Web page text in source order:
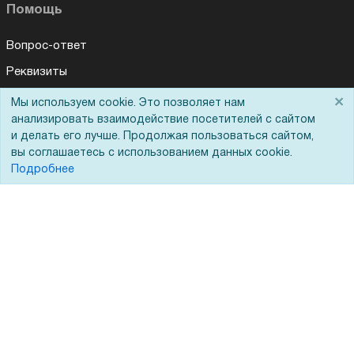
Помощь
Вопрос-ответ
Реквизиты
Гарантии и возврат
Сервисный центр
Вакансии
Обратная связь
Мы используем cookie. Это позволяет нам
анализировать взаимодействие посетителей с сайтом
и делать его лучше. Продолжая пользоваться сайтом,
вы соглашаетесь с использованием данных cookie.
Подробнее
×